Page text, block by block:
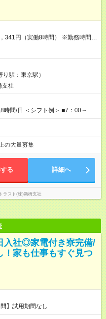
341円（実働8時間） ※勤務時間に
⇒ご希望をお聞かせください♪ ◆
駅：東京駅）
支社
＜シフト例＞ ■7：00～
30～17：30 ■8：00～18：00
22：30 ■17：00～23：00 な
の大量募集
る 詳細へ
ラスト(株)新橋支社
入社◎家電付き寮完備/
！家も仕事もすぐ見つ
円 【試用期間】試用期間なし